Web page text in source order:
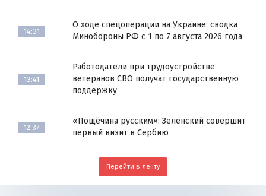
14:31
О ходе спецоперации на Украине: сводка
Минобороны РФ с 1 по 7 августа 2026 года
13:41
Работодатели при трудоустройстве
ветеранов СВО получат государственную
поддержку
12:37
«Пощёчина русским»: Зеленский совершит
первый визит в Сербию
Перейти в ленту